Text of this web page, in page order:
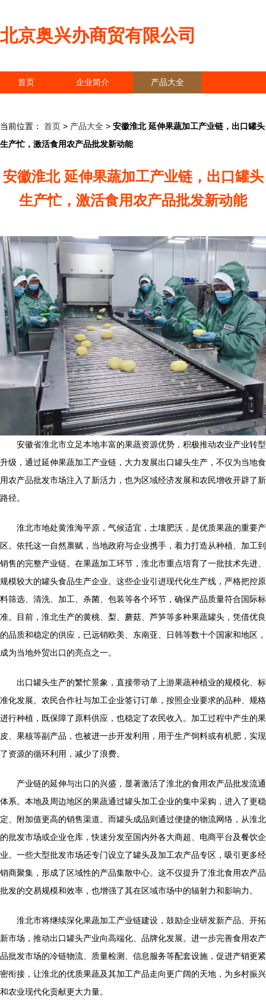
北京奥兴办商贸有限公司
首页 企业简介 产品大全
当前位置： 首页 > 产品大全 > 安徽淮北 延伸果蔬加工产业链，出口罐头
生产忙，激活食用农产品批发新动能
安徽淮北 延伸果蔬加工产业链，出口罐头
生产忙，激活食用农产品批发新动能
安徽省淮北市立足本地丰富的果蔬资源优势，积极推动农业产业转型
升级，通过延伸果蔬加工产业链，大力发展出口罐头生产，不仅为当地食
用农产品批发市场注入了新活力，也为区域经济发展和农民增收开辟了新
路径。
淮北市地处黄淮海平原，气候适宜，土壤肥沃，是优质果蔬的重要产
区。依托这一自然禀赋，当地政府与企业携手，着力打造从种植、加工到
销售的完整产业链。在果蔬加工环节，淮北市重点培育了一批技术先进、
规模较大的罐头食品生产企业。这些企业引进现代化生产线，严格把控原
料筛选、清洗、加工、杀菌、包装等各个环节，确保产品质量符合国际标
准。目前，淮北生产的黄桃、梨、蘑菇、芦笋等多种果蔬罐头，凭借优良
的品质和稳定的供应，已远销欧美、东南亚、日韩等数十个国家和地区，
成为当地外贸出口的亮点之一。
出口罐头生产的繁忙景象，直接带动了上游果蔬种植业的规模化、标
准化发展。农民合作社与加工企业签订订单，按照企业要求的品种、规格
进行种植，既保障了原料供应，也稳定了农民收入。加工过程中产生的果
皮、果核等副产品，也被进一步开发利用，用于生产饲料或有机肥，实现
了资源的循环利用，减少了浪费。
产业链的延伸与出口的兴盛，显著激活了淮北的食用农产品批发流通
体系。本地及周边地区的果蔬通过罐头加工企业的集中采购，进入了更稳
定、附加值更高的销售渠道。而罐头成品则通过便捷的物流网络，从淮北
的批发市场或企业仓库，快速分发至国内外各大商超、电商平台及餐饮企
业。一些大型批发市场还专门设立了罐头及加工农产品专区，吸引更多经
销商聚集，形成了区域性的产品集散中心。这不仅提升了淮北食用农产品
批发的交易规模和效率，也增强了其在区域市场中的辐射力和影响力。
淮北市将继续深化果蔬加工产业链建设，鼓励企业研发新产品、开拓
新市场，推动出口罐头产业向高端化、品牌化发展。进一步完善食用农产
品批发市场的冷链物流、质量检测、信息服务等配套设施，促进产销更紧
密衔接，让淮北的优质果蔬及其加工产品走向更广阔的天地，为乡村振兴
和农业现代化贡献更大力量。